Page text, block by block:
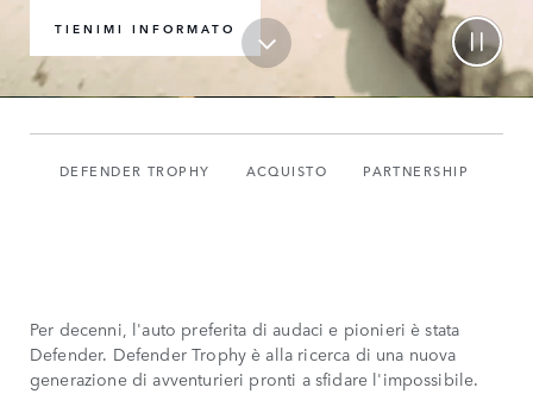
TIENIMI INFORMATO
DEFENDER TROPHY ACQUISTO PARTNERSHIP
Per decenni, l'auto preferita di audaci e pionieri è stata
Defender. Defender Trophy è alla ricerca di una nuova
generazione di avventurieri pronti a sfidare l'impossibile.